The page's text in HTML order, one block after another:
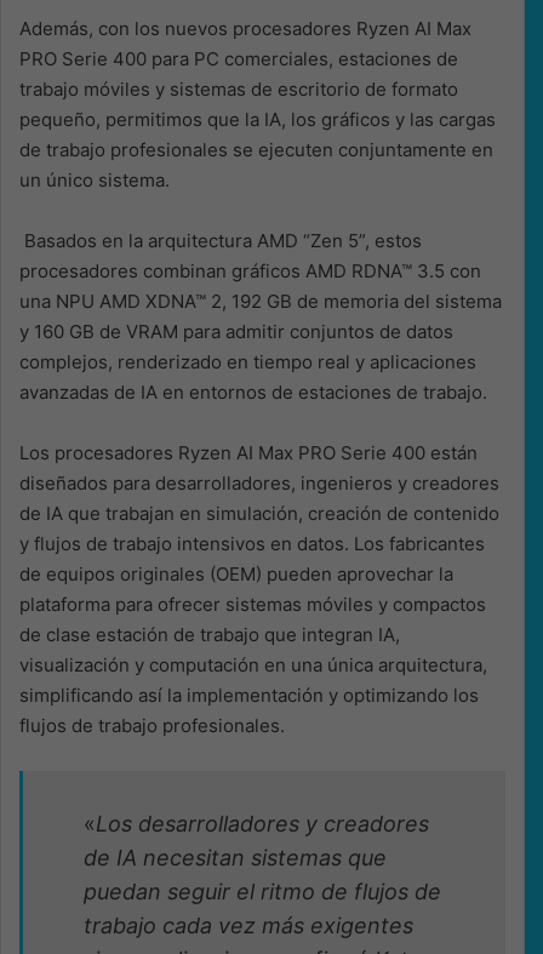
Además, con los nuevos procesadores Ryzen AI Max
PRO Serie 400 para PC comerciales, estaciones de
trabajo móviles y sistemas de escritorio de formato
pequeño, permitimos que la IA, los gráficos y las cargas
de trabajo profesionales se ejecuten conjuntamente en
un único sistema.
Basados ​​en la arquitectura AMD “Zen 5”, estos
procesadores combinan gráficos AMD RDNA™ 3.5 con
una NPU AMD XDNA™ 2, 192 GB de memoria del sistema
y 160 GB de VRAM para admitir conjuntos de datos
complejos, renderizado en tiempo real y aplicaciones
avanzadas de IA en entornos de estaciones de trabajo.
Los procesadores Ryzen AI Max PRO Serie 400 están
diseñados para desarrolladores, ingenieros y creadores
de IA que trabajan en simulación, creación de contenido
y flujos de trabajo intensivos en datos. Los fabricantes
de equipos originales (OEM) pueden aprovechar la
plataforma para ofrecer sistemas móviles y compactos
de clase estación de trabajo que integran IA,
visualización y computación en una única arquitectura,
simplificando así la implementación y optimizando los
flujos de trabajo profesionales.
«Los desarrolladores y creadores
de IA necesitan sistemas que
puedan seguir el ritmo de flujos de
trabajo cada vez más exigentes